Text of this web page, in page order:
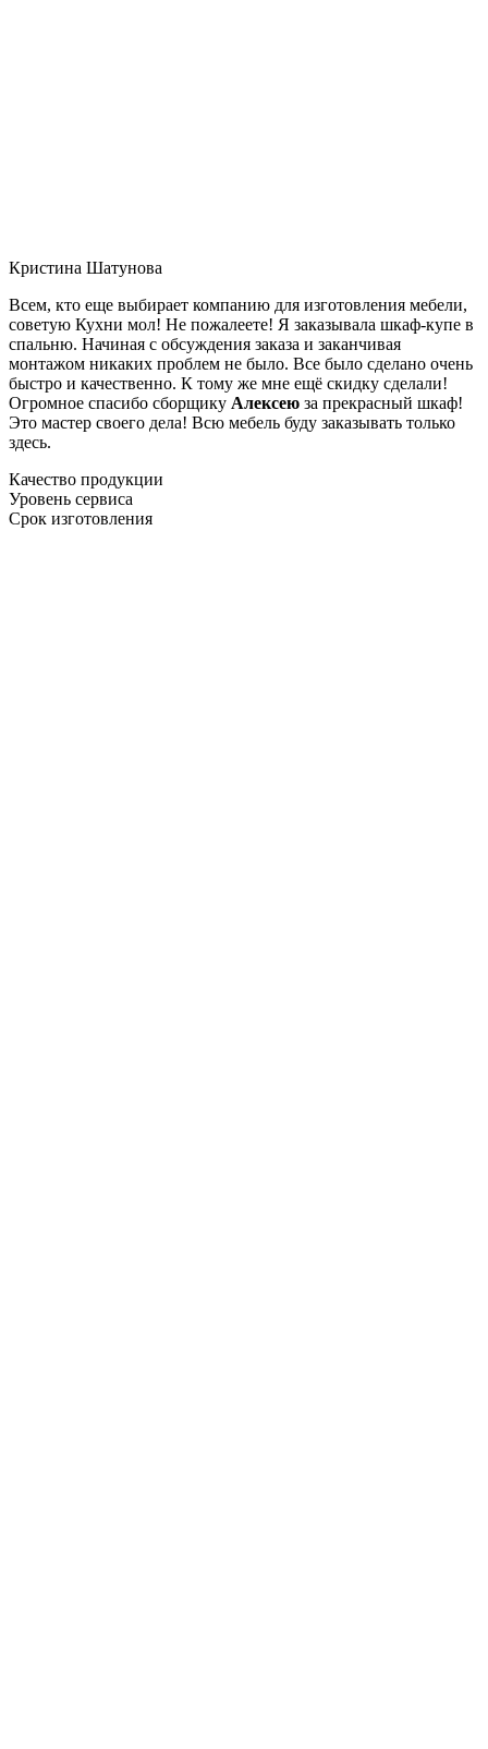
Кристина Шатунова
Всем, кто еще выбирает компанию для изготовления мебели,
советую Кухни мол! Не пожалеете! Я заказывала шкаф-купе в
спальню. Начиная с обсуждения заказа и заканчивая
монтажом никаких проблем не было. Все было сделано очень
быстро и качественно. К тому же мне ещё скидку сделали!
Огромное спасибо сборщику Алексею за прекрасный шкаф!
Это мастер своего дела! Всю мебель буду заказывать только
здесь.
Качество продукции
Уровень сервиса
Срок изготовления